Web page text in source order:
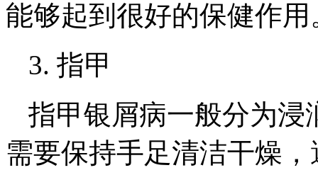
能够起到很好的保健作用
3. 指甲
指甲银屑病一般分为浸
需要保持手足清洁干燥